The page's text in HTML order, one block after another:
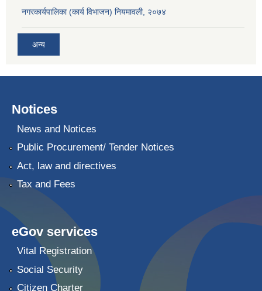
नगरकार्यपालिका (कार्य विभाजन) नियमावली, २०७४
अन्य
Notices
News and Notices
Public Procurement/ Tender Notices
Act, law and directives
Tax and Fees
eGov services
Vital Registration
Social Security
Citizen Charter